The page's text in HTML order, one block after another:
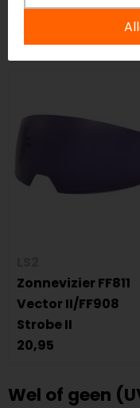
22,9020,99
Zonnevizier FF811
Vector II/FF908
Strobe II
20,95
Wel of geen